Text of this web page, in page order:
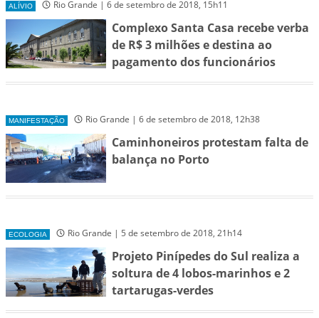
ALÍVIO Rio Grande | 6 de setembro de 2018, 15h11
Complexo Santa Casa recebe verba
de R$ 3 milhões e destina ao
pagamento dos funcionários
MANIFESTAÇÃO Rio Grande | 6 de setembro de 2018, 12h38
Caminhoneiros protestam falta de
balança no Porto
ECOLOGIA Rio Grande | 5 de setembro de 2018, 21h14
Projeto Pinípedes do Sul realiza a
soltura de 4 lobos-marinhos e 2
tartarugas-verdes